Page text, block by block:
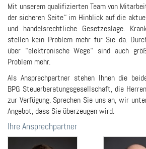
Mit unserem qualifizierten Team von
der sicheren Seite‘‘ im Hinblick auf die
und handelsrechtliche Gesetzeslage.
stellen kein Problem mehr für Sie da.
über ‘‘elektronische Wege‘‘ sind auch
Problem mehr.
Als Ansprechpartner stehen Ihnen die
BPG Steuerberatungsgesellschaft, die
zur Verfügung. Sprechen Sie uns an, wir
Angebot, dass Sie überzeugen wird.
Ihre Ansprechpartner